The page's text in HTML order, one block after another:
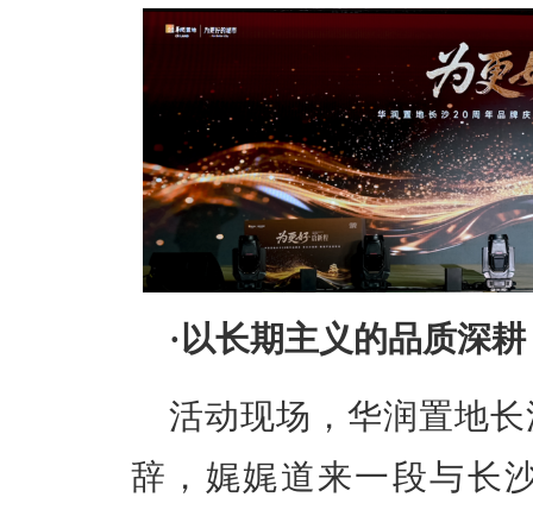
·以长期主义的品质深
活动现场，华润置地
辞，娓娓道来一段与长